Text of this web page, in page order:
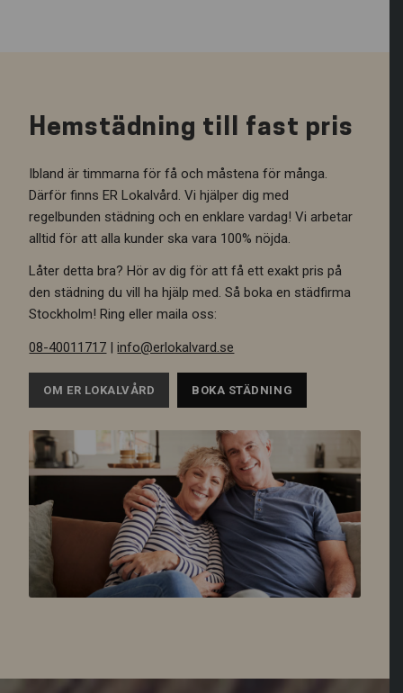
Hemstädning till fast pris
Ibland är timmarna för få och måstena för många.
Därför finns ER Lokalvård. Vi hjälper dig med
regelbunden städning och en enklare vardag! Vi arbetar
alltid för att alla kunder ska vara 100% nöjda.
Låter detta bra? Hör av dig för att få ett exakt pris på
den städning du vill ha hjälp med. Så boka en städfirma
Stockholm! Ring eller maila oss:
08-40011717 |info@erlokalvard.se
OM ER LOKALVÅRD BOKA STÄDNING